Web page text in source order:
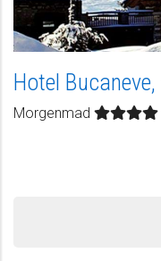
Hotel Bucaneve,
Morgenmad